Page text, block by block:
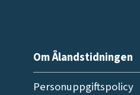
Om Ålandstidningen
Personuppgiftspolicy